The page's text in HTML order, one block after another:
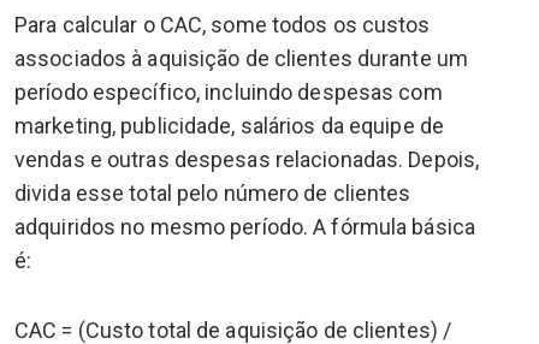
Para calcular o CAC, some todos os custos
associados à aquisição de clientes durante um
período específico, incluindo despesas com
marketing, publicidade, salários da equipe de
vendas e outras despesas relacionadas. Depois,
divida esse total pelo número de clientes
adquiridos no mesmo período. A fórmula básica
é:
CAC = (Custo total de aquisição de clientes) /